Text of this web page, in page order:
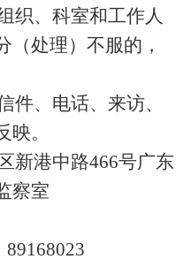
织、科室和工作人
（处理）不服的，
件、电话、来访、
。
新港中路466号广东
察室